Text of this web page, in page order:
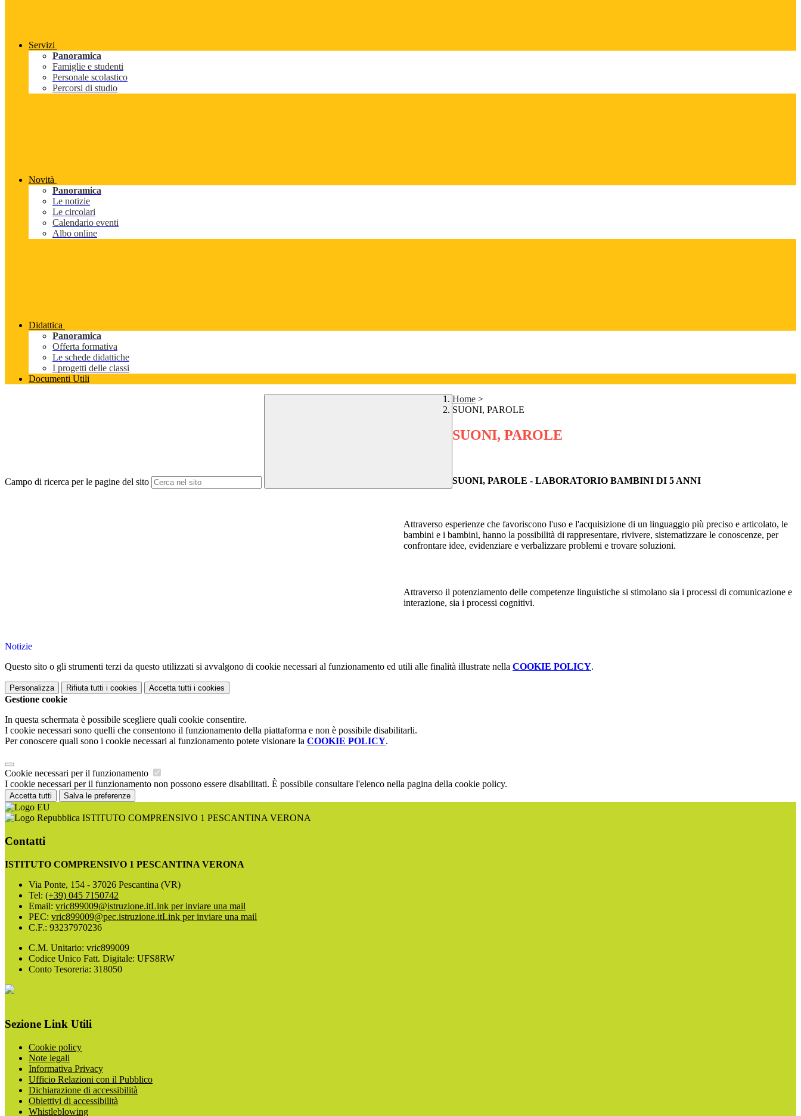
Servizi
Panoramica
Famiglie e studenti
Personale scolastico
Percorsi di studio
Novità
Panoramica
Le notizie
Le circolari
Calendario eventi
Albo online
Didattica
Panoramica
Offerta formativa
Le schede didattiche
I progetti delle classi
Documenti Utili
Campo di ricerca per le pagine del sito
Home >
SUONI, PAROLE
SUONI, PAROLE
SUONI, PAROLE - LABORATORIO BAMBINI DI 5 ANNI
Attraverso esperienze che favoriscono l'uso e l'acquisizione di un linguaggio più preciso e articolato, le
bambini e i bambini, hanno la possibilità di rappresentare, rivivere, sistematizzare le conoscenze, per
confrontare idee, evidenziare e verbalizzare problemi e trovare soluzioni.
Attraverso il potenziamento delle competenze linguistiche si stimolano sia i processi di comunicazione e
interazione, sia i processi cognitivi.
Notizie
Questo sito o gli strumenti terzi da questo utilizzati si avvalgono di cookie necessari al funzionamento ed utili alle finalità illustrate nella COOKIE POLICY.
Personalizza Rifiuta tutti i cookies Accetta tutti i cookies
Gestione cookie
In questa schermata è possibile scegliere quali cookie consentire.
I cookie necessari sono quelli che consentono il funzionamento della piattaforma e non è possibile disabilitarli.
Per conoscere quali sono i cookie necessari al funzionamento potete visionare la COOKIE POLICY.
Cookie necessari per il funzionamento
I cookie necessari per il funzionamento non possono essere disabilitati. È possibile consultare l'elenco nella pagina della cookie policy.
Accetta tutti Salva le preferenze
ISTITUTO COMPRENSIVO 1 PESCANTINA VERONA
Contatti
ISTITUTO COMPRENSIVO 1 PESCANTINA VERONA
Via Ponte, 154 - 37026 Pescantina (VR)
Tel: (+39) 045 7150742
Email: vric899009@istruzione.itLink per inviare una mail
PEC: vric899009@pec.istruzione.itLink per inviare una mail
C.F.: 93237970236
C.M. Unitario: vric899009
Codice Unico Fatt. Digitale: UFS8RW
Conto Tesoreria: 318050
Sezione Link Utili
Cookie policy
Note legali
Informativa Privacy
Ufficio Relazioni con il Pubblico
Dichiarazione di accessibilità
Obiettivi di accessibilità
Whistleblowing